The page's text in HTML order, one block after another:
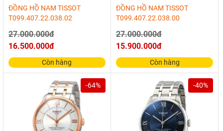
ĐỒNG HỒ NAM TISSOT
T099.407.22.038.02
27.000.000đ
16.500.000đ
Còn hàng
ĐỒNG HỒ NAM TISSOT
T099.407.22.038.00
27.000.000đ
15.900.000đ
Còn hàng
-64% -40%